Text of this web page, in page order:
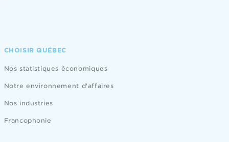
CHOISIR QUÉBEC
Nos statistiques économiques
Notre environnement d'affaires
Nos industries
Francophonie